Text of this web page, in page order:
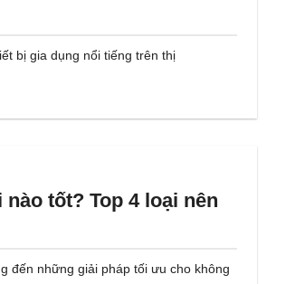
bị gia dụng nổi tiếng trên thị
tốt? Top 4 loại nên
đến những giải pháp tối ưu cho không